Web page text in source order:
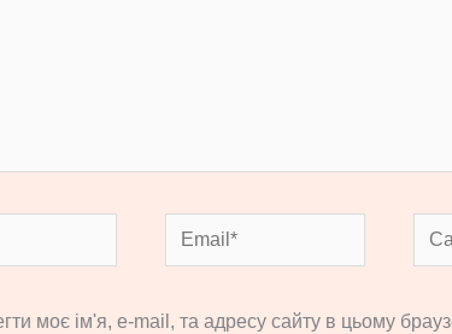
Email*
моє ім'я, e-mail, та адресу сайту в цьому